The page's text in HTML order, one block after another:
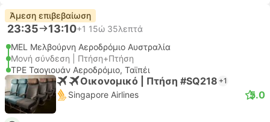
Άμεση επιβεβαίωση
23:35 13:10+1 15ώ 35λεπτά
MEL Μελβούρνη Αεροδρόμιο Αυστραλία
Μονή σύνδεση | Πτήση+Πτήση
TPE Ταογιουάν Αεροδρόμιο, Ταϊπέι
Οικονομικό | Πτήση #SQ218 +1
Singapore Airlines 5.0